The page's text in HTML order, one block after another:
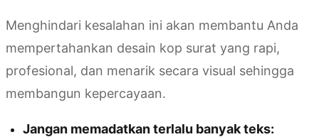
Menghindari kesalahan ini akan membantu Anda
mempertahankan desain kop surat yang rapi,
profesional, dan menarik secara visual sehingga
membangun kepercayaan.
Jangan memadatkan terlalu banyak teks: